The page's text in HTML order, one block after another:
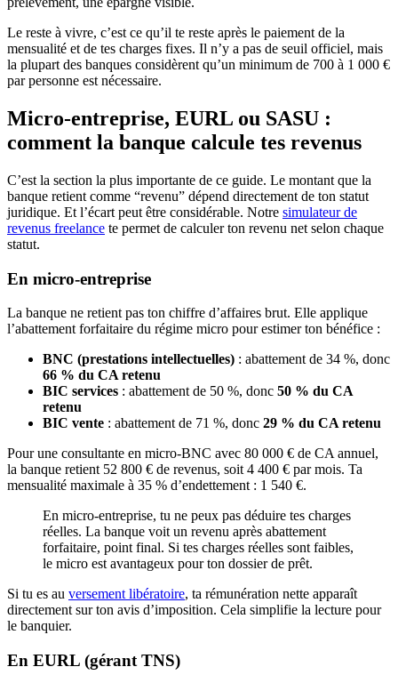
Le reste à vivre, c’est ce qu’il te reste après le paiement de la
mensualité et de tes charges fixes. Il n’y a pas de seuil officiel, mais
la plupart des banques considèrent qu’un minimum de 700 à 1 000 €
par personne est nécessaire.
Micro-entreprise, EURL ou SASU :
comment la banque calcule tes revenus
C’est la section la plus importante de ce guide. Le montant que la
banque retient comme “revenu” dépend directement de ton statut
juridique. Et l’écart peut être considérable. Notre simulateur de
revenus freelance te permet de calculer ton revenu net selon chaque
statut.
En micro-entreprise
La banque ne retient pas ton chiffre d’affaires brut. Elle applique
l’abattement forfaitaire du régime micro pour estimer ton bénéfice :
BNC (prestations intellectuelles) : abattement de 34 %, donc
66 % du CA retenu
BIC services : abattement de 50 %, donc 50 % du CA
retenu
BIC vente : abattement de 71 %, donc 29 % du CA retenu
Pour une consultante en micro-BNC avec 80 000 € de CA annuel,
la banque retient 52 800 € de revenus, soit 4 400 € par mois. Ta
mensualité maximale à 35 % d’endettement : 1 540 €.
En micro-entreprise, tu ne peux pas déduire tes charges
réelles. La banque voit un revenu après abattement
forfaitaire, point final. Si tes charges réelles sont faibles,
le micro est avantageux pour ton dossier de prêt.
Si tu es au versement libératoire, ta rémunération nette apparaît
directement sur ton avis d’imposition. Cela simplifie la lecture pour
le banquier.
En EURL (gérant TNS)